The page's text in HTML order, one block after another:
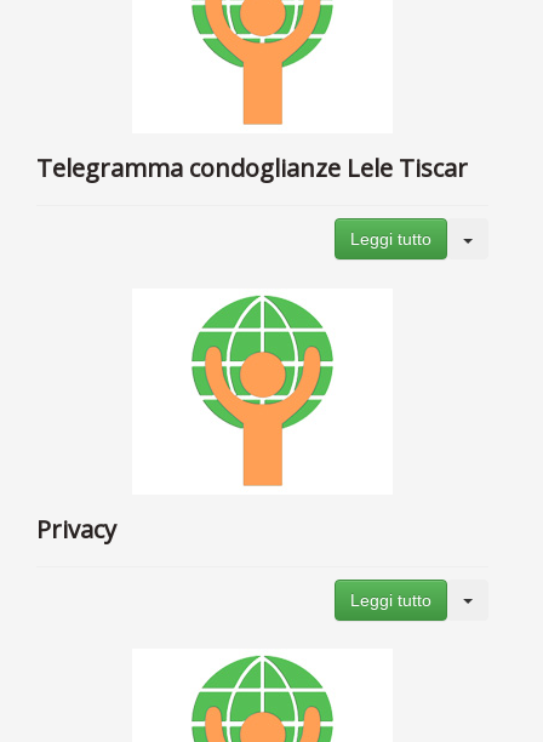
Telegramma condoglianze Lele Tiscar
Leggi tutto
Privacy
Leggi tutto